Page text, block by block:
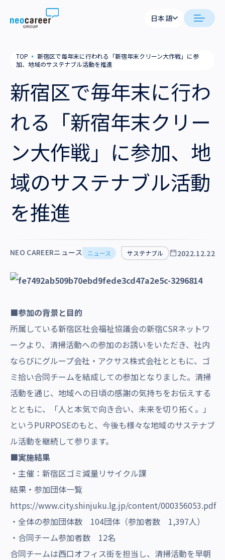
Skip to content
日本語
neocareer について
私たちの考え方
就労支援
業務支援
役員一覧
拠点一覧
グループ会社
採用情報
日本語
TOP ▪ 新宿区で毎年末に行われる「新宿年末クリーン大作戦」に参
加、地域のサステナブル活動を推進
新宿区で毎年末に行わ
れる「新宿年末クリー
ン大作戦」に参加、地
域のサステナブル活動
を推進
NEO CAREERニュース ニュース サステナブル 2022.12.22
■参加の背景と目的
所属している新宿区社会福祉協議会の新宿CSRネットワ
ークより、清掃活動への参加のお誘いをいただき、社内
ならびにグループ会社・アクサス株式会社とともに、ゴ
ミ拾い合同チームを結成しての参加となりました。清掃
活動を通じ、地域への日頃の感謝の気持ちをお伝えする
とともに、「人と本気で向き合い、未来を切り拓く。」
というPURPOSEのもと、今後も様々な地域のサステナブ
ル活動を継続して参ります。
■実施結果
・主催：新宿区ゴミ減量リサイクル課
結果・参加団体一覧
https://www.city.shinjuku.lg.jp/content/000356053.pdf
・全体の参加団体数 104団体（参加者数 1,397人）
・合同チーム参加者数 12名
合同チームは西口オフィス街を担当し、清掃活動を早朝